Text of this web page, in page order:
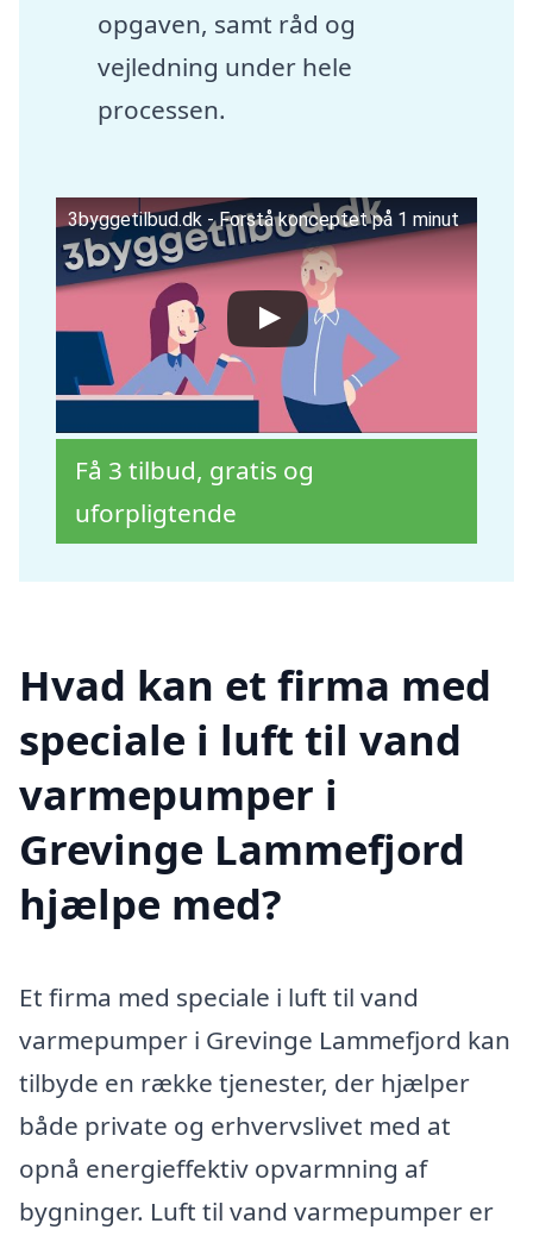
opgaven, samt råd og
vejledning under hele
processen.
3byggetilbud.dk - Forstå konceptet på 1 minut
Få 3 tilbud, gratis og
uforpligtende
Hvad kan et firma med
speciale i luft til vand
varmepumper i
Grevinge Lammefjord
hjælpe med?
Et firma med speciale i luft til vand
varmepumper i Grevinge Lammefjord kan
tilbyde en række tjenester, der hjælper
både private og erhvervslivet med at
opnå energieffektiv opvarmning af
bygninger. Luft til vand varmepumper er